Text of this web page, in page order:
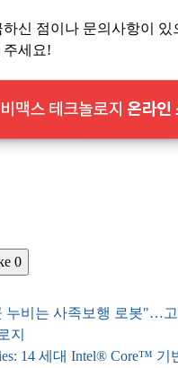
신 점이나 문의사항이 있
주세요!
0
누비는 사족보행 로봇"…
지
14 세대 Intel® Core™ 기